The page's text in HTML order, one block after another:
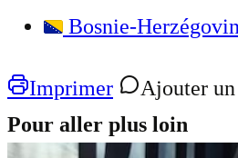
Bosnie-
Imprimer
Ajouter
Pour aller plus loin